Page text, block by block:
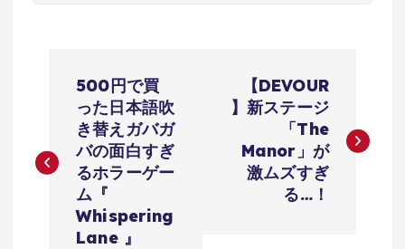
ナ
500円で買
った日本語吹
き替えガバガ
バの面白すぎ
るホラーゲー
ム『
Whispering
Lane 』
【DEVOUR
】新ステージ
「The
Manor」が
激ムズすぎ
る…！